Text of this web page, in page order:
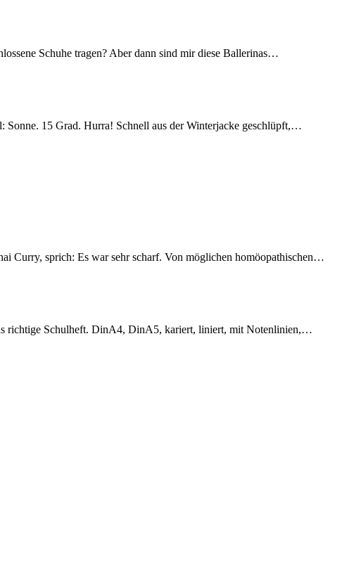
Schuhe tragen? Aber dann sind mir diese Ballerinas…
Sonne. 15 Grad. Hurra! Schnell aus der Winterjacke geschlüpft,…
Curry, sprich: Es war sehr scharf. Von möglichen homöopathischen…
richtige Schulheft. DinA4, DinA5, kariert, liniert, mit Notenlinien,…